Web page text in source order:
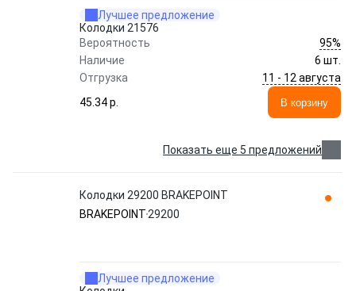
Лучшее предложение
Колодки 21576
Вероятность
95%
Наличие
6 шт.
Отгрузка
11 - 12 августа
45.34 p.
В корзину
Показать еще 5 предложений
Колодки 29200 BRAKEPOINT
BRAKEPOINT 29200
Лучшее предложение